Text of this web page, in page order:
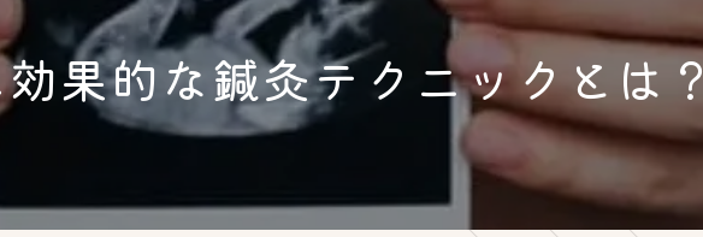
むくみ
小顔
リフトアップ
果的な鍼灸テクニックとは？